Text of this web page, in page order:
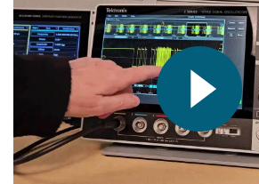
简体中文
日本語
한국어
繁體中文